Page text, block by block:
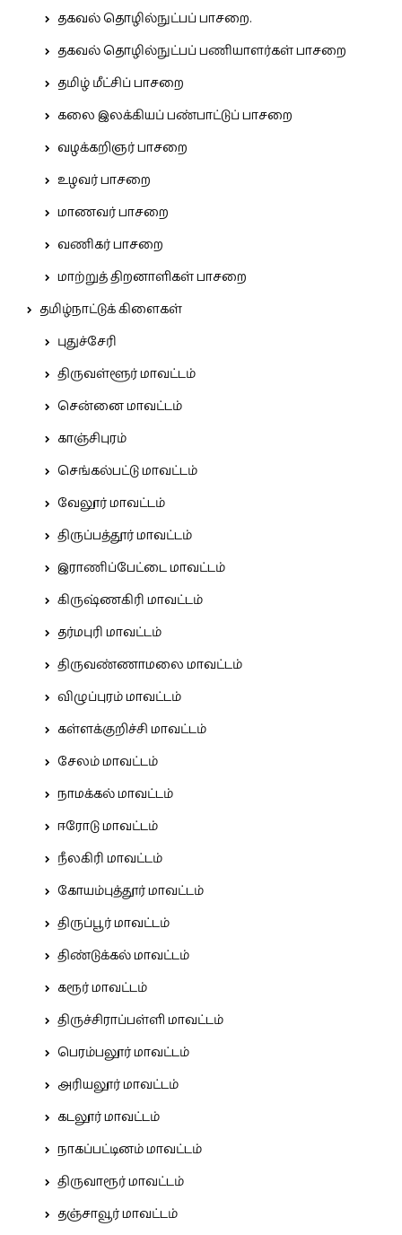
தகவல் தொழில்நுட்பப் பாசறை.
தகவல் தொழில்நுட்பப் பணியாளர்கள் பாசறை
தமிழ் மீட்சிப் பாசறை
கலை இலக்கியப் பண்பாட்டுப் பாசறை
வழக்கறிஞர் பாசறை
உழவர் பாசறை
மாணவர் பாசறை
வணிகர் பாசறை
மாற்றுத் திறனாளிகள் பாசறை
தமிழ்நாட்டுக் கிளைகள்
புதுச்சேரி
திருவள்ளூர் மாவட்டம்
சென்னை மாவட்டம்
காஞ்சிபுரம்
செங்கல்பட்டு மாவட்டம்
வேலூர் மாவட்டம்
திருப்பத்தூர் மாவட்டம்
இராணிப்பேட்டை மாவட்டம்
கிருஷ்ணகிரி மாவட்டம்
தர்மபுரி மாவட்டம்
திருவண்ணாமலை மாவட்டம்
விழுப்புரம் மாவட்டம்
கள்ளக்குறிச்சி மாவட்டம்
சேலம் மாவட்டம்
நாமக்கல் மாவட்டம்
ஈரோடு மாவட்டம்
நீலகிரி மாவட்டம்
கோயம்புத்தூர் மாவட்டம்
திருப்பூர் மாவட்டம்
திண்டுக்கல் மாவட்டம்
கரூர் மாவட்டம்
திருச்சிராப்பள்ளி மாவட்டம்
பெரம்பலூர் மாவட்டம்
அரியலூர் மாவட்டம்
கடலூர் மாவட்டம்
நாகப்பட்டினம் மாவட்டம்
திருவாரூர் மாவட்டம்
தஞ்சாவூர் மாவட்டம்